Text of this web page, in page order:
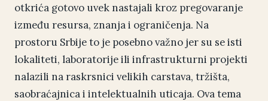
otkrića gotovo uvek nastajali kroz pregovaranje
između resursa, znanja i ograničenja. Na
prostoru Srbije to je posebno važno jer su se isti
lokaliteti, laboratorije ili infrastrukturni projekti
nalazili na raskrsnici velikih carstava, tržišta,
saobraćajnica i intelektualnih uticaja. Ova tema